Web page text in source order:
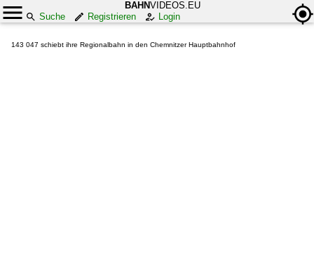
BAHNVIDEOS.EU
Suche
Registrieren Login
143 047 schiebt ihre Regionalbahn in den Chemnitzer Hauptbahnhof